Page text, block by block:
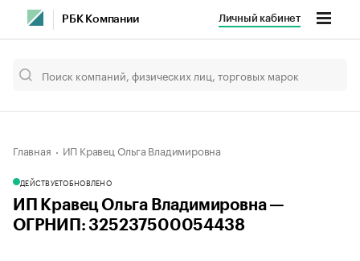
РБК Компании Личный кабинет
Главная ИП Кравец Ольга Владимировна
ДЕЙСТВУЕТОБНОВЛЕНО
ИП Кравец Ольга Владимировна —
ОГРНИП: 325237500054438